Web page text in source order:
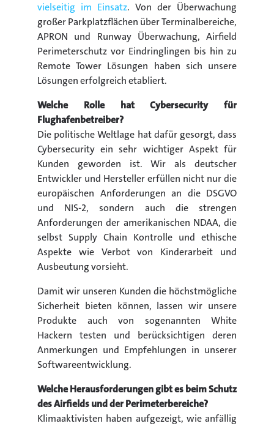
vielseitig im Einsatz. Von der Überwachung
großer Parkplatzflächen über Terminalbereiche,
APRON und Runway Überwachung, Airfield
Perimeterschutz vor Eindringlingen bis hin zu
Remote Tower Lösungen haben sich unsere
Lösungen erfolgreich etabliert.
Welche Rolle hat Cybersecurity für
Flughafenbetreiber?
Die politische Weltlage hat dafür gesorgt, dass
Cybersecurity ein sehr wichtiger Aspekt für
Kunden geworden ist. Wir als deutscher
Entwickler und Hersteller erfüllen nicht nur die
europäischen Anforderungen an die DSGVO
und NIS-2, sondern auch die strengen
Anforderungen der amerikanischen NDAA, die
selbst Supply Chain Kontrolle und ethische
Aspekte wie Verbot von Kinderarbeit und
Ausbeutung vorsieht.
Damit wir unseren Kunden die höchstmögliche
Sicherheit bieten können, lassen wir unsere
Produkte auch von sogenannten White
Hackern testen und berücksichtigen deren
Anmerkungen und Empfehlungen in unserer
Softwareentwicklung.
Welche Herausforderungen gibt es beim Schutz
des Airfields und der Perimeterbereiche?
Klimaaktivisten haben aufgezeigt, wie anfällig